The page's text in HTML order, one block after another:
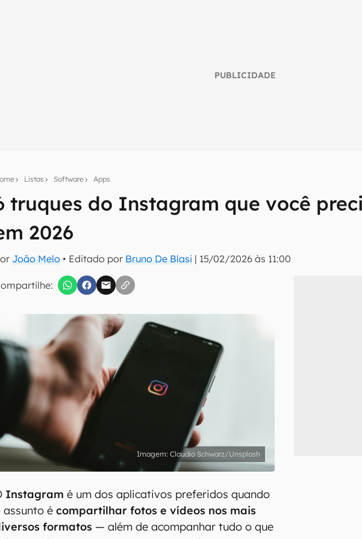
PUBLICIDADE
Listas Software Apps
truques do Instagram que você
2026
João Melo • Editado por Bruno De Blasi | 15/02/2026 às 11:00
Seu resumo inteligente do mundo tech!
Assine a newsletter do Canaltech e receba notícias e reviews sobre tecnologia
Confirmo que li, aceito e concordo com os Termos de Uso e Política de Privacidade do
Claudio Schwarz/Unsplash
Instagram é um dos aplicativos preferidos quando
assunto écompartilhar fotos e vídeos nos mais
formatos — além de acompanhar tudo o que